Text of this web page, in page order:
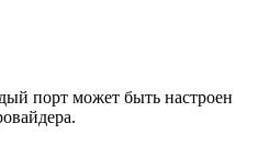
порт может быть настроен